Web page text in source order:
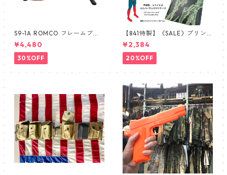
S9-1A ROMCO フレームブラ
ウン レンズあり眼鏡 めがね 新
品 デッドストック 米軍放出品
¥4,480
30%OFF
【841特製】《SALE》プリン
トミス 手帳型スマホケース 南
ベトナム ARVN タイガースト
ライプ ERDL ブラッドケーキ
手帳型スマホケース ユニバー
¥2,384
20%OFF